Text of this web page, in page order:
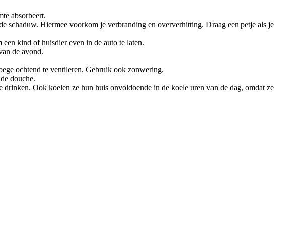
absorbeert.
schaduw. Hiermee voorkom je verbranding en oververhitting. Draag een petje als je
kind of huisdier even in de auto te laten.
de avond.
ochtend te ventileren. Gebruik ook zonwering.
douche.
Ook koelen ze hun huis onvoldoende in de koele uren van de dag, omdat ze